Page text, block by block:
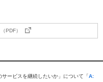
PDF）
ービスを継続したいか」について「A: